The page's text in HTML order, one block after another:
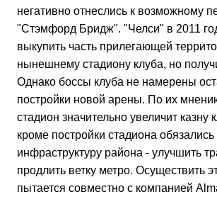
негативно отнеслись к возможному
"Стэмфорд Бридж". "Челси" в 2011
выкупить часть прилегающей
нынешнему стадиону клуба, но
Однако боссы клуба не намерены
постройки новой арены. По их
стадион значительно увеличит казну
кроме постройки стадиона обязались
инфраструктуру района - улучшить
продлить ветку метро. Осуществить
пытается совместно с компанией